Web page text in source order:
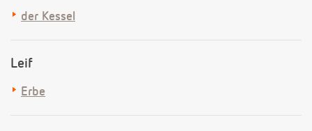
der Kessel
Leif
Erbe